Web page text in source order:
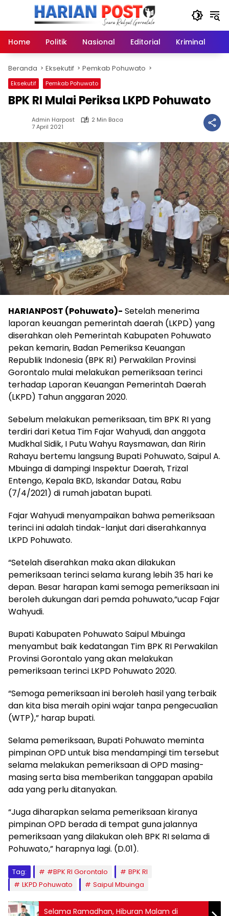
Home
Politik Nasional Editorial Kriminal
Beranda Eksekutif Pemkab Pohuwato
Eksekutif Pemkab Pohuwato
BPK RI Mulai Periksa LKPD Pohuwato
Admin Harpost
2 Min Baca
7 April 2021
HARIANPOST (Pohuwato)- Setelah menerima
laporan keuangan pemerintah daerah (LKPD) yang
diserahkan oleh Pemerintah Kabupaten Pohuwato
pekan kemarin, Badan Pemeriksa Keuangan
Republik Indonesia (BPK RI) Perwakilan Provinsi
Gorontalo mulai melakukan pemeriksaan terinci
terhadap Laporan Keuangan Pemerintah Daerah
(LKPD) Tahun anggaran 2020.
Sebelum melakukan pemeriksaan, tim BPK RI yang
terdiri dari Ketua Tim Fajar Wahyudi, dan anggota
Mudkhal Sidik, I Putu Wahyu Raysmawan, dan Ririn
Rahayu bertemu langsung Bupati Pohuwato, Saipul A.
Mbuinga di dampingi Inspektur Daerah, Trizal
Entengo, Kepala BKD, Iskandar Datau, Rabu
(7/4/2021) di rumah jabatan bupati.
Fajar Wahyudi menyampaikan bahwa pemeriksaan
terinci ini adalah tindak-lanjut dari diserahkannya
LKPD Pohuwato.
“Setelah diserahkan maka akan dilakukan
pemeriksaan terinci selama kurang lebih 35 hari ke
depan. Besar harapan kami semoga pemeriksaan ini
beroleh dukungan dari pemda pohuwato,”ucap Fajar
Wahyudi.
Bupati Kabupaten Pohuwato Saipul Mbuinga
menyambut baik kedatangan Tim BPK RI Perwakilan
Provinsi Gorontalo yang akan melakukan
pemeriksaan terinci LKPD Pohuwato 2020.
“Semoga pemeriksaan ini beroleh hasil yang terbaik
dan kita bisa meraih opini wajar tanpa pengecualian
(WTP),” harap bupati.
Selama pemeriksaan, Bupati Pohuwato meminta
pimpinan OPD untuk bisa mendampingi tim tersebut
selama melakukan pemeriksaan di OPD masing-
masing serta bisa memberikan tanggapan apabila
ada yang perlu ditanyakan.
“Juga diharapkan selama pemeriksaan kiranya
pimpinan OPD berada di tempat guna jalannya
pemeriksaan yang dilakukan oleh BPK RI selama di
Pohuwato,” harapnya lagi. (D.01).
Tag: #BPK RI Gorontalo
BPK RI
LKPD Pohuwato
Saipul Mbuinga
Selama Ramadhan, Hiburan Malam di